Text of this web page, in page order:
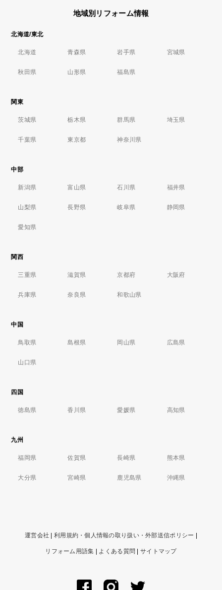
地域別リフォーム情報
北海道/東北
北海道 青森県 岩手県 宮城県
秋田県 山形県 福島県
関東
茨城県 栃木県 群馬県 埼玉県
千葉県 東京都 神奈川県
中部
新潟県 富山県 石川県 福井県
山梨県 長野県 岐阜県 静岡県
愛知県
関西
三重県 滋賀県 京都府 大阪府
兵庫県 奈良県 和歌山県
中国
鳥取県 島根県 岡山県 広島県
山口県
四国
徳島県 香川県 愛媛県 高知県
九州
福岡県 佐賀県 長崎県 熊本県
大分県 宮崎県 鹿児島県 沖縄県
運営会社 | 利用規約・個人情報の取り扱い・外部送信ポリシー |
リフォーム用語集 | よくある質問 | サイトマップ